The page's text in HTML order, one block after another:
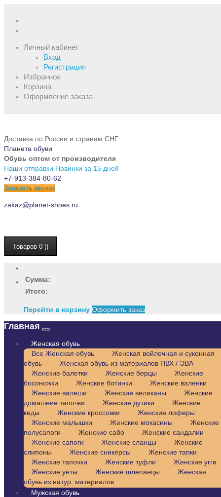
Личный кабинет
Вход
Регистрация
Избранное
Корзина
Оформление заказа
Доставка по России и странам СНГ
Планета обуви
Обувь оптом от производителя
Наши отправки Новинки за 15 дней
+7-913-384-80-62
Заказать звонок
zakaz@planet-shoes.ru
Товаров 0 ()
Сумма:
Итого:
Перейти в корзину Оформить заказ
Главная
Женская обувь
Все Женская обувь
Женская войлочная и суконная
обувь
Женская обувь из материалов ПВХ / ЭВА
Женские балетки
Женские берцы
Женские
босоножки
Женские ботинки
Женские валенки
Женские валеши
Женские великаны
Женские
домашние тапочки
Женские дутики
Женские
кеды
Женские кроссовки
Женские лоферы
Женские малышки
Женские мокасины
Женские
полусапоги
Женские сабо
Женские сандалии
Женские сапоги
Женские сланцы
Женские
слипоны
Женские сникерсы
Женские тапки
Женские тапочки
Женские туфли
Женские угги
Женские унты
Женские шлепанцы
Женская
обувь из натур. материалов
Мужская обувь